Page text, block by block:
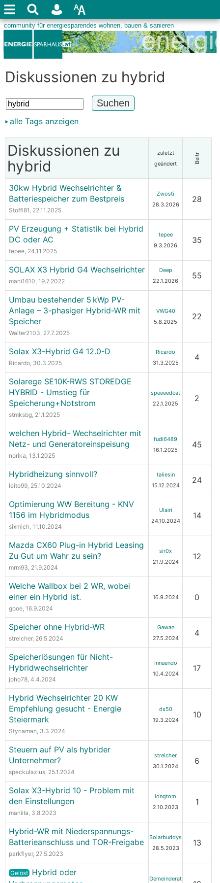
Diskussionen zu hybrid
alle Tags anzeigen
Diskussionen zu
hybrid
zuletzt
geändert
Beitr
30kw Hybrid Wechselrichter &
Batteriespeicher zum Bestpreis
Stoffl81, 22.11.2025
Zwosti
28.3.2026
28
PV Erzeugung + Statistik bei Hybrid
DC oder AC
tepee, 24.11.2025
tepee
9.3.2026
35
SOLAX X3 Hybrid G4 Wechselrichter
mani1610, 19.7.2022
Deep
22.1.2026
55
Umbau bestehender 5 kWp PV-
Anlage – 3-phasiger Hybrid-WR mit
Speicher
Walter2103, 27.7.2025
VWG40
5.8.2025
22
Solax X3-Hybrid G4 12.0-D
Ricardo, 30.3.2025
Ricardo
31.3.2025
4
Solarege SE10K-RWS STOREDGE
HYBRID - Umstieg für
Speicherung+Notstrom
stmksbg, 21.1.2025
speeeedcat
22.1.2025
2
welchen Hybrid- Wechselrichter mit
Netz- und Generatoreinspeisung
norika, 13.1.2025
fudi6489
16.1.2025
45
Hybridheizung sinnvoll?
leito99, 25.10.2024
taliesin
15.12.2024
24
Optimierung WW Bereitung - KNV
1156 im Hybridmodus
sixmich, 11.10.2024
Ulairi
24.10.2024
14
Mazda CX60 Plug-in Hybrid Leasing
Zu Gut um Wahr zu sein?
mrm93, 21.9.2024
sir0x
21.9.2024
12
Welche Wallbox bei 2 WR, wobei
einer ein Hybrid ist.
gooe, 16.9.2024
16.9.2024 0
Speicher ohne Hybrid-WR
streicher, 26.5.2024
Gawan
27.5.2024
4
Speicherlösungen für Nicht-
Hybridwechselrichter
joho78, 4.4.2024
Innuendo
10.4.2024
17
Hybrid Wechselrichter 20 KW
Empfehlung gesucht - Energie
Steiermark
Styriaman, 3.3.2024
ds50
19.3.2024
10
Steuern auf PV als hybrider
Unternehmer?
speckulazius, 25.1.2024
streicher
30.1.2024
6
Solax X3-Hybrid 10 - Problem mit
den Einstellungen
manilla, 3.8.2023
longtom
2.10.2023
1
Hybrid-WR mit Niederspannungs-
Batterieanschluss und TOR-Freigabe
parkflyer, 27.5.2023
Solarbuddys
28.5.2023
13
Gelöst Hybrid oder
Gemeinderat